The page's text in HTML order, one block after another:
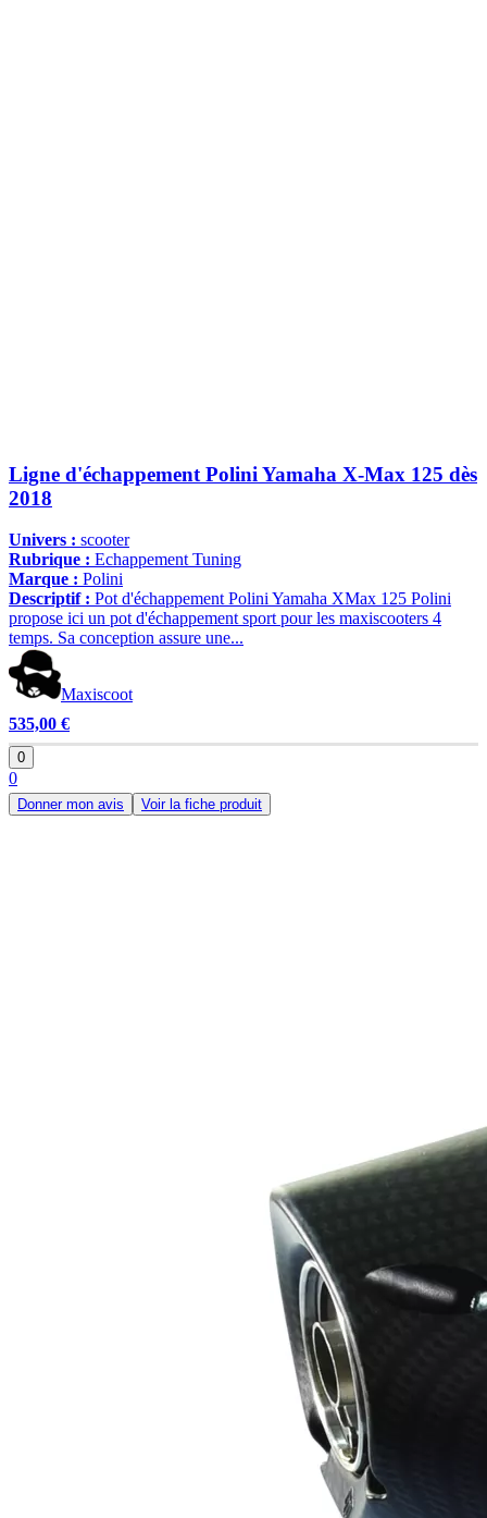
Ligne d'échappement Polini Yamaha X-Max 125 dès
2018
Univers : scooter
Rubrique : Echappement Tuning
Marque : Polini
Descriptif : Pot d'échappement Polini Yamaha XMax 125 Polini
propose ici un pot d'échappement sport pour les maxiscooters 4
temps. Sa conception assure une...
Maxiscoot
535,00 €
0
0
Donner mon avis Voir la fiche produit